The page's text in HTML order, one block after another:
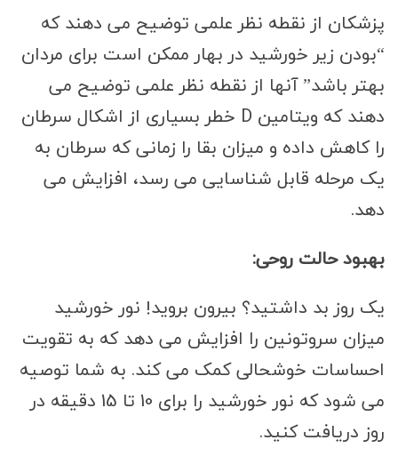
پزشکان از نقطه نظر علمی توضیح می دهند که
“بودن زیر خورشید در بهار ممکن است برای مردان
بهتر باشد” آنها از نقطه نظر علمی توضیح می
دهند که ویتامین D خطر بسیاری از اشکال سرطان
را کاهش داده و میزان بقا را زمانی که سرطان به
یک مرحله قابل شناسایی می رسد، افزایش می
دهد.
بهبود حالت روحی:
یک روز بد داشتید؟ بیرون بروید! نور خورشید
میزان سروتونین را افزایش می دهد که به تقویت
احساسات خوشحالی کمک می کند. به شما توصیه
می شود که نور خورشید را برای 10 تا 15 دقیقه در
روز دریافت کنید.